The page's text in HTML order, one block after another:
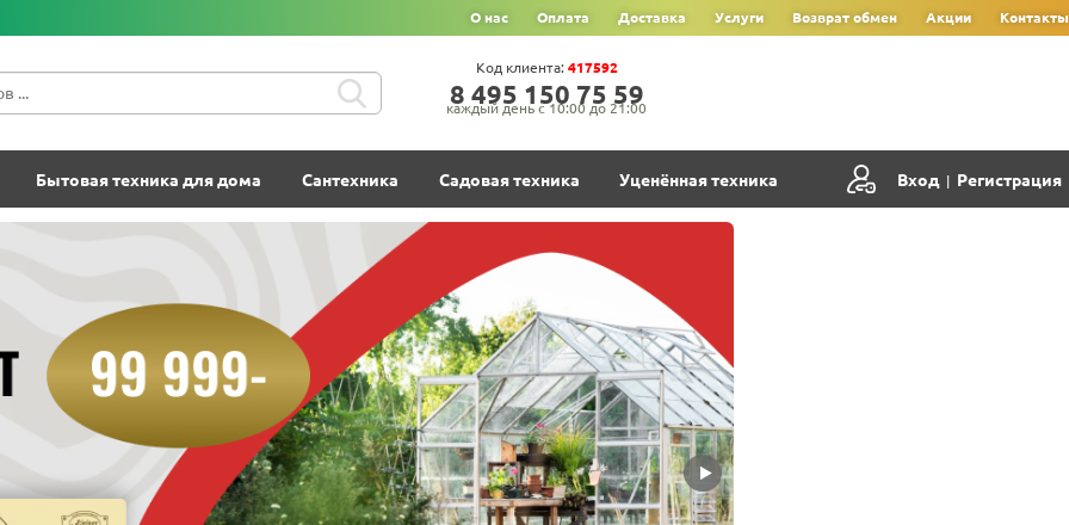
О нас Оплата Доставка Услуги Возврат обмен Акции Контакты
8‍ 4‍9‍5‍ 1‍5‍0‍ 7‍5‍ 5‍9‍
каждый день с 10:00 до 21:00
Код клиента: 417592
Бытовая техника для дома Сантехника Садовая техника Уценённая техника Вход | Регистрация